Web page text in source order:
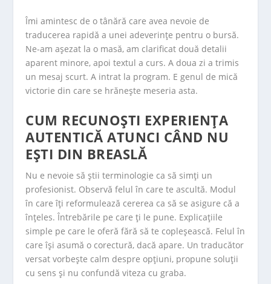
Îmi amintesc de o tânără care avea nevoie de
traducerea rapidă a unei adeverințe pentru o bursă.
Ne-am așezat la o masă, am clarificat două detalii
aparent minore, apoi textul a curs. A doua zi a trimis
un mesaj scurt. A intrat la program. E genul de mică
victorie din care se hrănește meseria asta.
CUM RECUNOȘTI EXPERIENȚA
AUTENTICĂ ATUNCI CÂND NU
EȘTI DIN BREASLĂ
Nu e nevoie să știi terminologie ca să simți un
profesionist. Observă felul în care te ascultă. Modul
în care îți reformulează cererea ca să se asigure că a
înțeles. Întrebările pe care ți le pune. Explicațiile
simple pe care le oferă fără să te copleșească. Felul în
care își asumă o corectură, dacă apare. Un traducător
versat vorbește calm despre opțiuni, propune soluții
cu sens și nu confundă viteza cu graba.